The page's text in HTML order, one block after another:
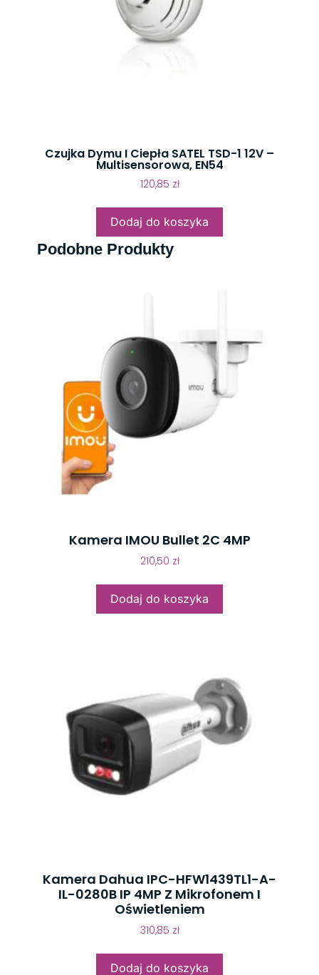
Czujka Dymu I Ciepła SATEL TSD-1 12V –
Multisensorowa, EN54
120,85 zł
Dodaj do koszyka
Podobne Produkty
Kamera IMOU Bullet 2C 4MP
210,50 zł
Dodaj do koszyka
Kamera Dahua IPC-HFW1439TL1-A-
IL-0280B IP 4MP Z Mikrofonem I
Oświetleniem
310,85 zł
Dodaj do koszyka